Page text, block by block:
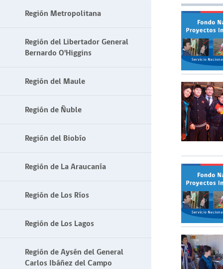
Región Metropolitana
Región del Libertador General
Bernardo O'Higgins
Región del Maule
Región de Ñuble
Región del Biobío
Región de La Araucanía
Región de Los Ríos
Región de Los Lagos
Región de Aysén del General
Carlos Ibáñez del Campo